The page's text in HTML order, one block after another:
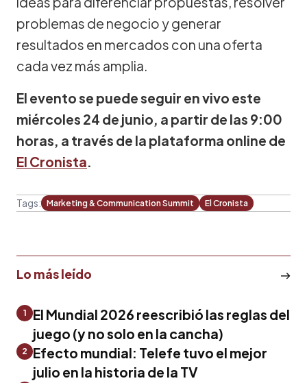
problemas de negocio y generar
resultados en mercados con una oferta
cada vez más amplia.
El evento se puede seguir en vivo este
miércoles 24 de junio, a partir de las 9:00
horas, a través de la plataforma online de
El Cronista.
Tags: Marketing & Communication Summit El Cronista
Lo más leído
1
El Mundial 2026 reescribió las reglas del
juego (y no solo en la cancha)
2
Efecto mundial: Telefe tuvo el mejor
julio en la historia de la TV